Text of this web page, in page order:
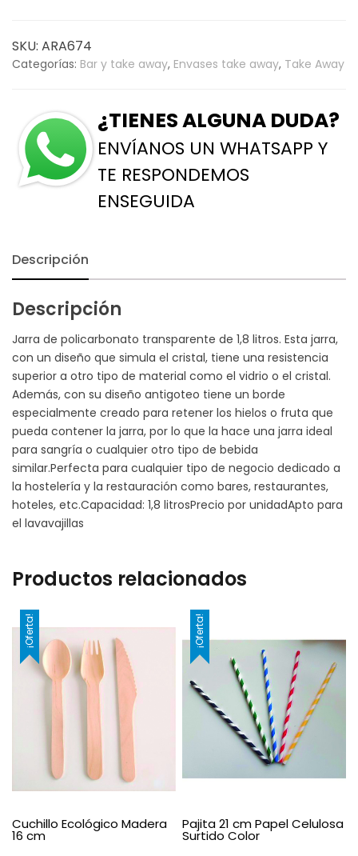
21,96€.
litros
Colectividades,
Irompible
cantidad
SKU: ARA674
Categorías: Bar y take away, Envases take away, Take Away
¿TIENES ALGUNA DUDA?
ENVÍANOS UN WHATSAPP Y
TE RESPONDEMOS
ENSEGUIDA
Descripción
Descripción
Jarra de policarbonato transparente de 1,8 litros. Esta jarra,
con un diseño que simula el cristal, tiene una resistencia
superior a otro tipo de material como el vidrio o el cristal.
Además, con su diseño antigoteo tiene un borde
especialmente creado para retener los hielos o fruta que
pueda contener la jarra, por lo que la hace una jarra ideal
para sangría o cualquier otro tipo de bebida
similar.Perfecta para cualquier tipo de negocio dedicado a
la hostelería y la restauración como bares, restaurantes,
hoteles, etc.Capacidad: 1,8 litrosPrecio por unidadApto para
el lavavajillas
Productos relacionados
¡Oferta!
Cuchillo Ecológico Madera
16 cm
¡Oferta!
Pajita 21 cm Papel Celulosa
Surtido Color